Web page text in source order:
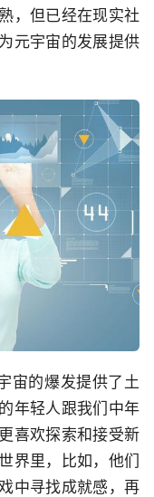
，但已经在现实社
元宇宙的发展提供
宙的爆发提供了土
年轻人跟我们中年
喜欢探索和接受新
界里，比如，他们
中寻找成就感，再